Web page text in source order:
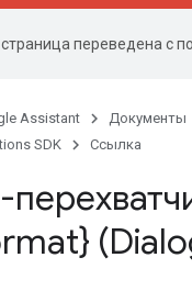
переведена с
Assistant Документы
SDK
Ссылка